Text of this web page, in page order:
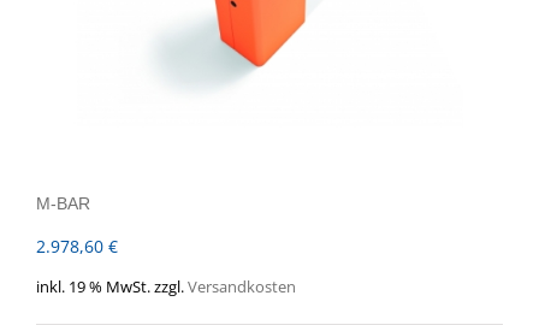
M-BAR
2.978,60 €
inkl. 19 % MwSt.zzgl.Versandkosten